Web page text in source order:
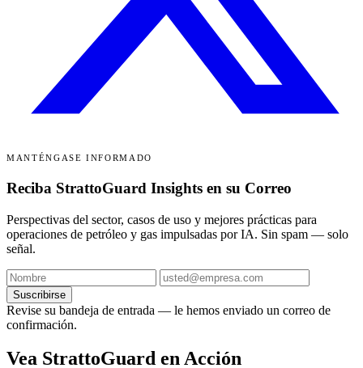
MANTÉNGASE INFORMADO
Reciba StrattoGuard Insights en su Correo
Perspectivas del sector, casos de uso y mejores prácticas para
operaciones de petróleo y gas impulsadas por IA. Sin spam — solo
señal.
Suscribirse
Revise su bandeja de entrada — le hemos enviado un correo de
confirmación.
Vea StrattoGuard en Acción